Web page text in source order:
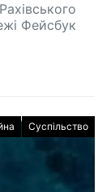
Фейсбук
Суспільство